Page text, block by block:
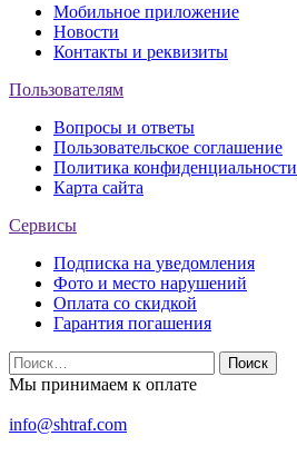
Мобильное приложение
Новости
Контакты и реквизиты
Пользователям
Вопросы и ответы
Пользовательское соглашение
Политика конфиденциальности
Карта сайта
Сервисы
Подписка на уведомления
Фото и место нарушений
Оплата со скидкой
Гарантия погашения
Найти:
Мы принимаем к оплате
info@shtraf.com